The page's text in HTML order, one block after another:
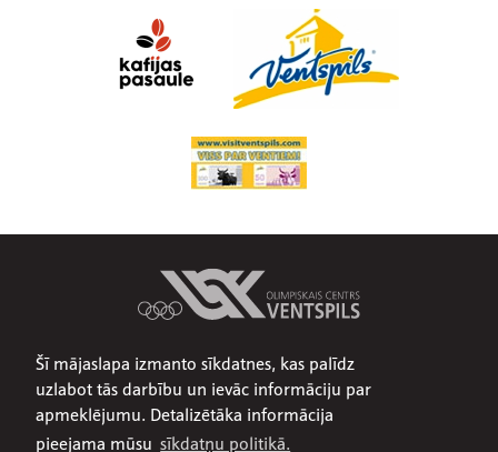
Šī mājaslapa izmanto sīkdatnes, kas palīdz
uzlabot tās darbību un ievāc informāciju par
apmeklējumu. Detalizētāka informācija
pieejama mūsu sīkdatņu politikā.
Par mums
Publiskojamā informācija
Iepirkumi